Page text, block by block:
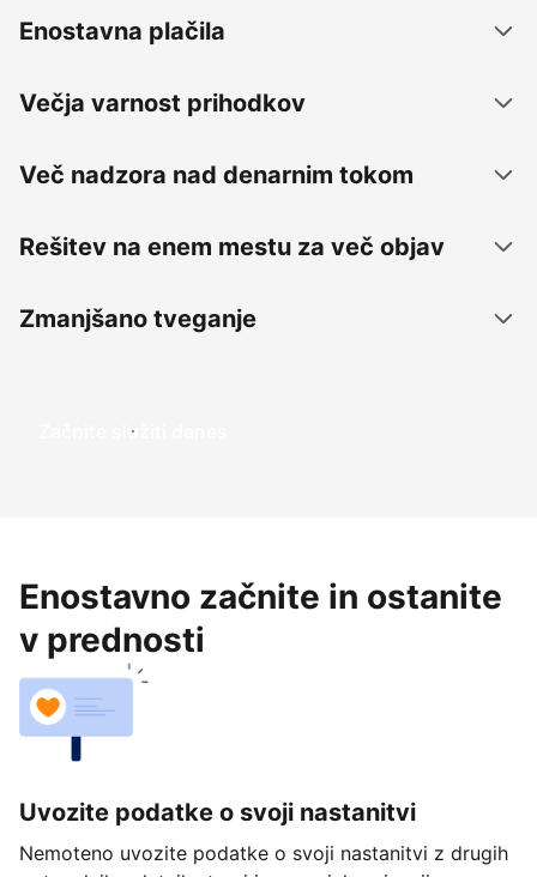
Enostavna plačila
Večja varnost prihodkov
Več nadzora nad denarnim tokom
Rešitev na enem mestu za več objav
Zmanjšano tveganje
Začnite služiti danes
Enostavno začnite in ostanite
v prednosti
Uvozite podatke o svoji nastanitvi
Nemoteno uvozite podatke o svoji nastanitvi z drugih